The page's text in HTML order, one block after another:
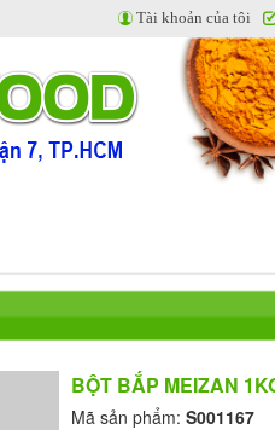
Tài khoản của tôi
BỘT BẮP MEIZAN
Mã sản phẩm: S001167